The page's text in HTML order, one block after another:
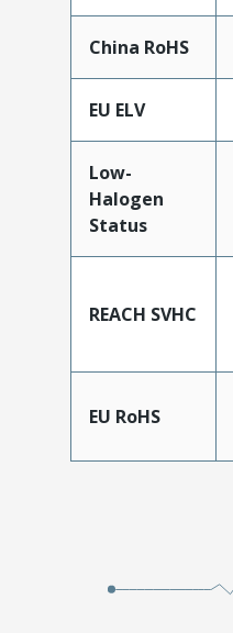
China RoHS
EU ELV
Low-
Halogen
Status
REACH SVHC
EU RoHS